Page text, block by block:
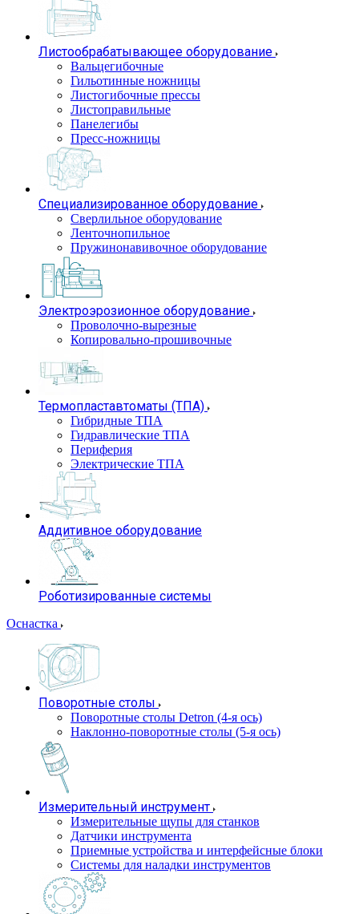
Листообрабатывающее оборудование
Вальцегибочные
Гильотинные ножницы
Листогибочные прессы
Листоправильные
Панелегибы
Пресс-ножницы
Специализированное оборудование
Сверлильное оборудование
Ленточнопильное
Пружинонавивочное оборудование
Электроэрозионное оборудование
Проволочно-вырезные
Копировально-прошивочные
Термопластавтоматы (ТПА)
Гибридные ТПА
Гидравлические ТПА
Периферия
Электрические ТПА
Аддитивное оборудование
Роботизированные системы
Оснастка
Поворотные столы
Поворотные столы Detron (4-я ось)
Наклонно-поворотные столы (5-я ось)
Измерительный инструмент
Измерительные щупы для станков
Датчики инструмента
Приемные устройства и интерфейсные блоки
Системы для наладки инструментов